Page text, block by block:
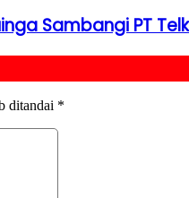
Sambangi PT
ditandai *